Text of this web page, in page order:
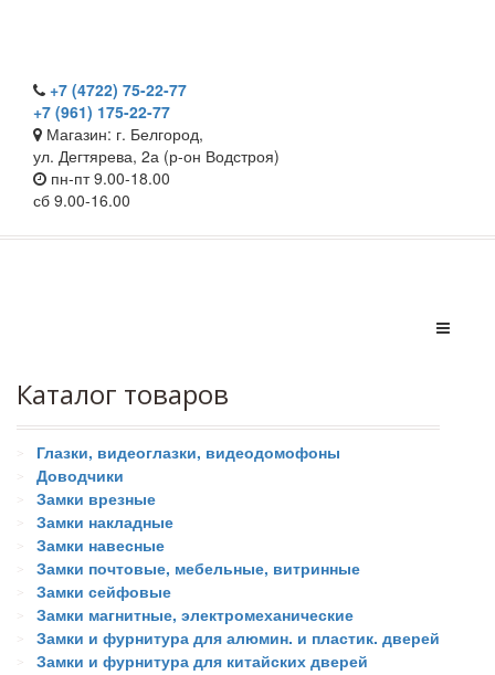
+7 (4722) 75-22-77
+7 (961) 175-22-77
Магазин: г. Белгород,
ул. Дегтярева, 2а (р-он Водстроя)
пн-пт 9.00-18.00
сб 9.00-16.00
Каталог товаров
Глазки, видеоглазки, видеодомофоны
Доводчики
Замки врезные
Замки накладные
Замки навесные
Замки почтовые, мебельные, витринные
Замки сейфовые
Замки магнитные, электромеханические
Замки и фурнитура для алюмин. и пластик. дверей
Замки и фурнитура для китайских дверей